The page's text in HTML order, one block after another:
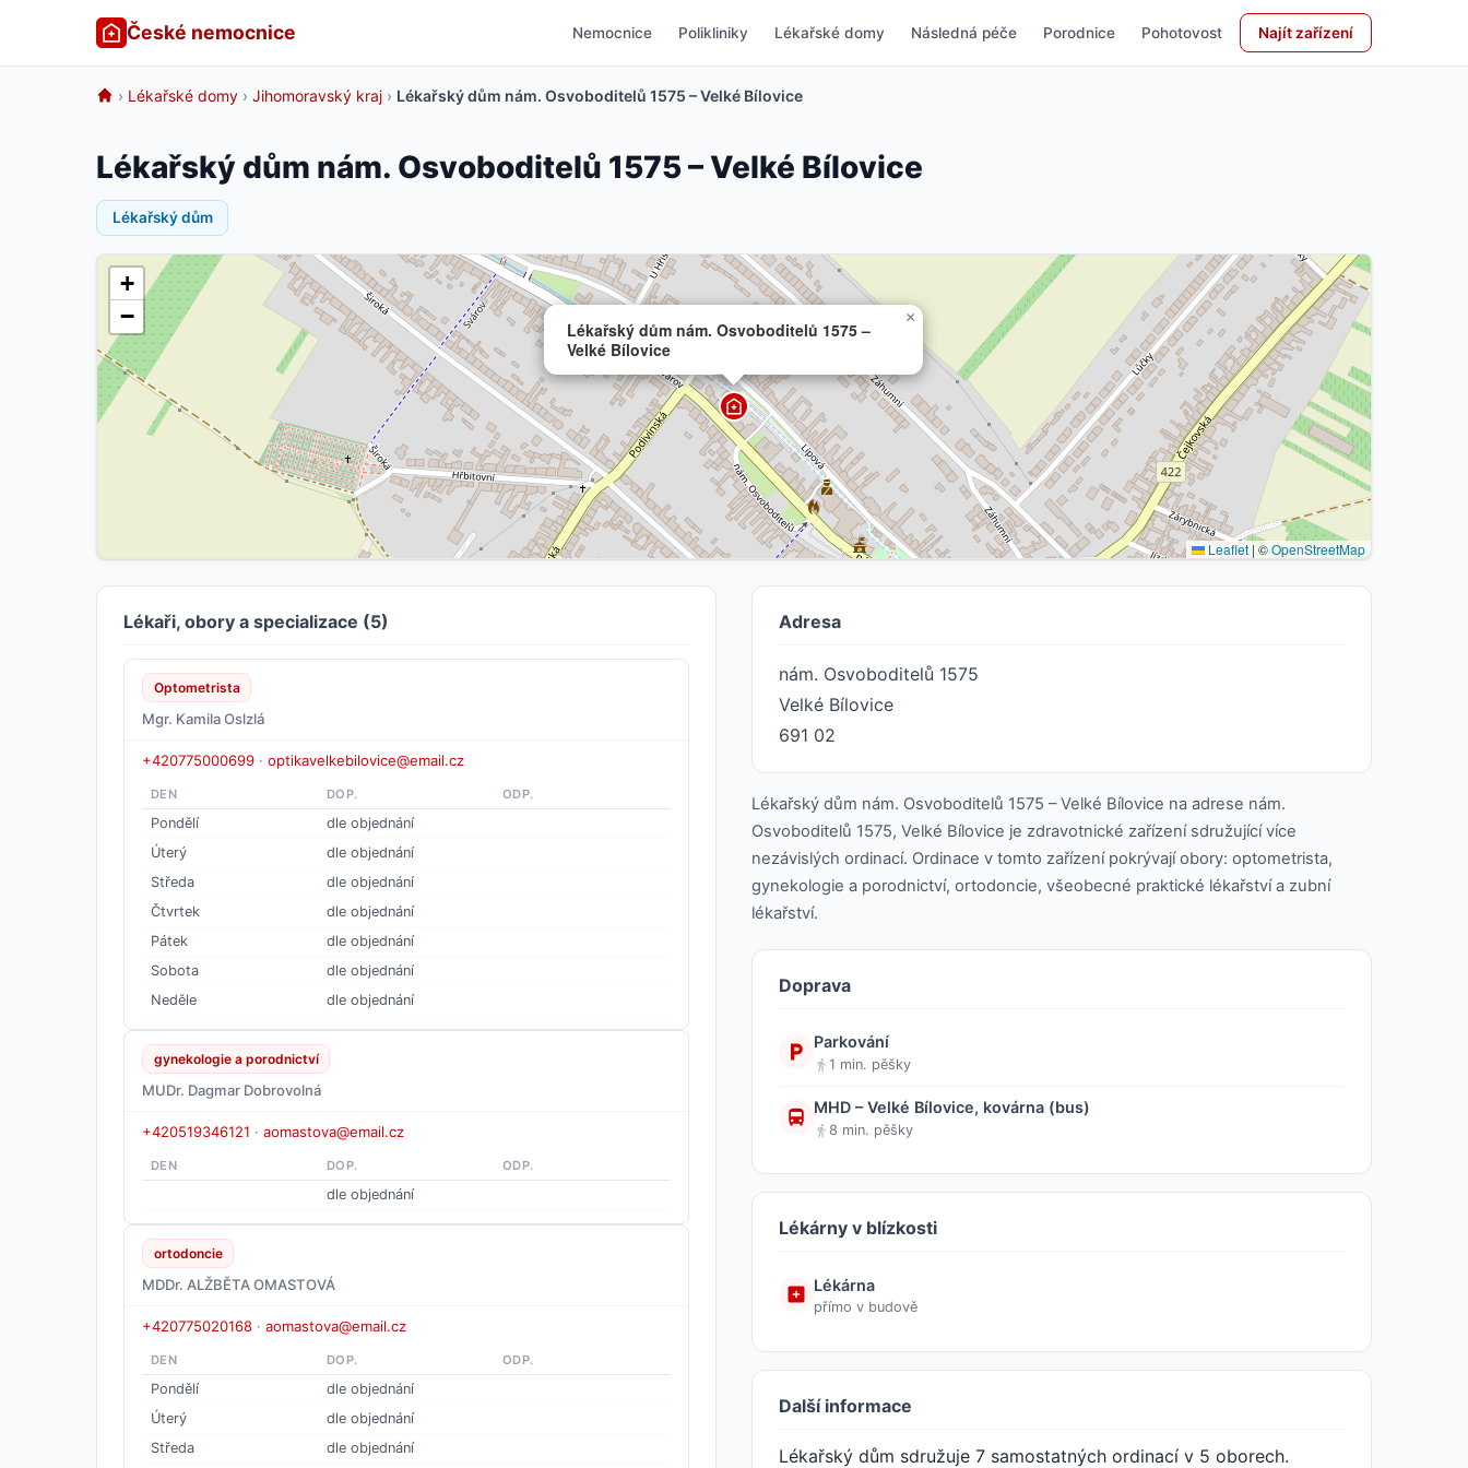
České nemocnice Nemocnice Polikliniky Lékařské domy Následná péče Porodnice Pohotovost Najít zařízení
› Lékařské domy › Jihomoravský kraj › Lékařský dům nám. Osvoboditelů 1575 – Velké Bílovice
Lékařský dům nám. Osvoboditelů 1575 – Velké Bílovice
Lékařský dům
Lékařský dům nám. Osvoboditelů 1575 –
Velké Bílovice
×
+
−
Leaflet | ©OpenStreetMap
Lékaři, obory a specializace (5)
Optometrista
Mgr. Kamila Oslzlá
+420775000699 · optikavelkebilovice@email.cz
DEN DOP. ODP.
Pondělí
dle objednání
Úterý
dle objednání
Středa
dle objednání
Čtvrtek
dle objednání
Pátek
dle objednání
Sobota
dle objednání
Neděle
dle objednání
gynekologie a porodnictví
MUDr. Dagmar Dobrovolná
+420519346121 · aomastova@email.cz
DEN DOP. ODP.
dle objednání
ortodoncie
MDDr. ALŽBĚTA OMASTOVÁ
+420775020168 · aomastova@email.cz
DEN DOP. ODP.
Pondělí
dle objednání
Úterý
dle objednání
Středa
dle objednání
Adresa
nám. Osvoboditelů 1575
Velké Bílovice
691 02
Lékařský dům nám. Osvoboditelů 1575 – Velké Bílovice na adrese nám.
Osvoboditelů 1575, Velké Bílovice je zdravotnické zařízení sdružující více
nezávislých ordinací. Ordinace v tomto zařízení pokrývají obory: optometrista,
gynekologie a porodnictví, ortodoncie, všeobecné praktické lékařství a zubní
lékařství.
Doprava
Parkování
1 min. pěšky
MHD – Velké Bílovice, kovárna (bus)
8 min. pěšky
Lékárny v blízkosti
Lékárna
přímo v budově
Další informace
Lékařský dům sdružuje 7 samostatných ordinací v 5 oborech.